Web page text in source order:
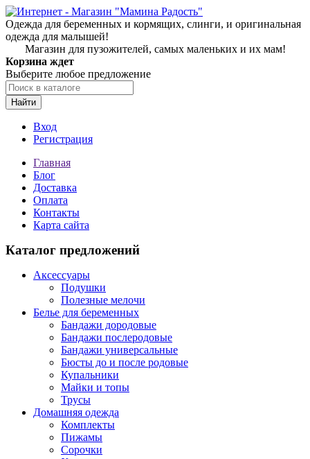
Одежда для беременных и кормящих, слинги, и оригинальная
одежда для малышей!
Магазин для пузожителей, самых маленьких и их мам!
Корзина ждет
Выберите любое предложение
Найти
Вход
Регистрация
Главная
Блог
Доставка
Оплата
Контакты
Карта сайта
Каталог предложений
Аксессуары
Подушки
Полезные мелочи
Белье для беременных
Бандажи дородовые
Бандажи послеродовые
Бандажи универсальные
Бюсты до и после родовые
Купальники
Майки и топы
Трусы
Домашняя одежда
Комплекты
Пижамы
Сорочки